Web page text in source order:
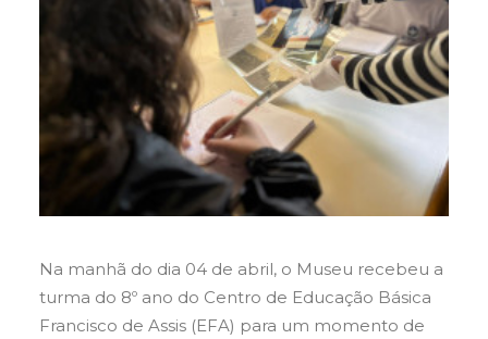
Na manhã do dia 04 de abril, o Museu recebeu a
turma do 8º ano do Centro de Educação Básica
Francisco de Assis (EFA) para um momento de